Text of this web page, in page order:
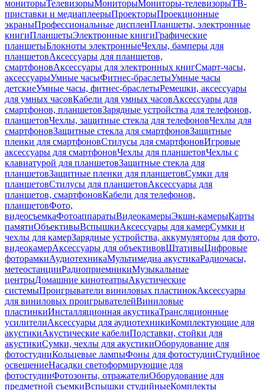
мониторыТелевизорыМониторыМониторы-телевизорыТВ-
приставки и медиаплеерыПроекторыПроекционные
экраныПрофессиональные дисплеиПланшеты, электронные
книгиПланшетыЭлектронные книгиГрафические
планшетыБлокноты электронныеЧехлы, бамперы для
планшетовАксессуары для планшетов,
смартфоновАксессуары для электронных книгСмарт-часы,
аксессуарыУмные часыФитнес-браслетыУмные часы
детскиеУмные часы, фитнес-браслетыРемешки, аксессуары
для умных часовКабели для умных часовАксессуары для
смартфонов, планшетовЗарядные устройства для телефонов,
планшетовЧехлы, защитные стекла для телефоновЧехлы для
смартфоновЗащитные стекла для смартфоновЗащитные
пленки для смартфоновСтилусы для смартфоновИгровые
аксессуары для смартфоновЧехлы для планшетовЧехлы с
клавиатурой для планшетовЗащитные стекла для
планшетовЗащитные пленки для планшетовСумки для
планшетовСтилусы для планшетовАксессуары для
планшетов, смартфоновКабели для телефонов,
планшетовФото,
видеосъемкаФотоаппаратыВидеокамерыЭкшн-камерыКарты
памятиОбъективыВспышкиАксессуары для камерСумки и
чехлы для камерЗарядные устройства, аккумуляторы для фото,
видеокамерАксессуары для объективовШтативыЦифровые
фоторамкиАудиотехникаМультимедиа акустикаРадиочасы,
метеостанцииРадиоприемникиМузыкальные
центрыДомашние кинотеатрыАкустические
системыПроигрыватели виниловых пластинокАксессуары
для виниловых проигрывателейВиниловые
пластинкиИнсталляционная акустикаТрансляционные
усилителиАксессуары для аудиотехникиКомплектующие для
акустикиАкустические кабелиПодставки, стойки для
акустикиСумки, чехлы для акустикиОборудование для
фотостудииКольцевые лампыФоны для фотостудииСтудийное
освещениеНасадки светоформирующие для
фотостудииФотозонты, отражателиОборудование для
предметной съемкиВспышки студийныеКомплекты